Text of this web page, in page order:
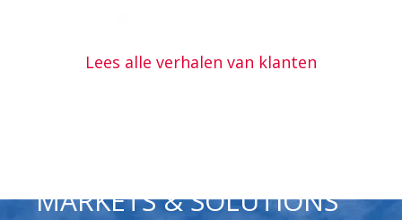
Lees alle verhalen van klanten
MARKETS & SOLUTIONS